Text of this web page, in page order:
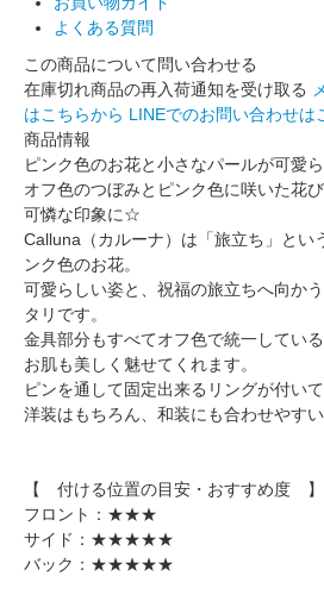
よくある質問
この商品について問い合わせる
在庫切れ商品の再入荷通知を受け取る
はこちらから LINEでのお問い合わせは
商品情報
ピンク色のお花と小さなパールが可愛
オフ色のつぼみとピンク色に咲いた花
可憐な印象に☆
Calluna（カルーナ）は「旅立ち」とい
ンク色のお花。
可愛らしい姿と、祝福の旅立ちへ向か
タリです。
金具部分もすべてオフ色で統一してい
お肌も美しく魅せてくれます。
ピンを通して固定出来るリングが付い
洋装はもちろん、和装にも合わせやすい
【 付ける位置の目安・おすすめ度 】
フロント：★★★
サイド：★★★★★
バック：★★★★★